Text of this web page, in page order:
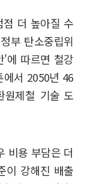
점 더 높아질 수
부 탄소중립위
에 따르면 철강
에서 2050년 46
원제철 기술 도
비용 부담은 더
이 강해진 배출